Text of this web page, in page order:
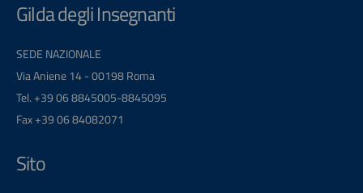
Gilda degli Insegnanti
SEDE NAZIONALE
Via Aniene 14 - 00198 Roma
Tel. +39 06 8845005-8845095
Fax +39 06 84082071
Sito